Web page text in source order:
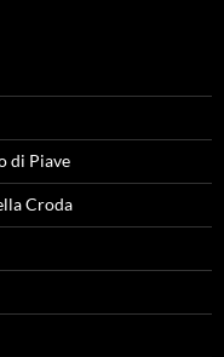
di Piave
Croda